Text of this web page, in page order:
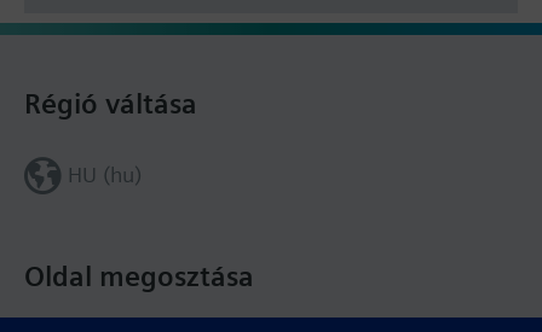
Oldal megosztása
Régió váltása
HU (hu)